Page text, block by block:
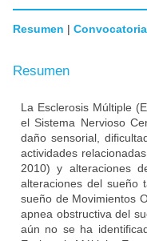
Resumen | Convocatoria
Resumen
La Esclerosis Múltiple
el Sistema Nervioso
daño sensorial,
actividades
2010) y alteraciones
alteraciones del sueño
sueño de Movimientos
apnea obstructiva del
aún no se ha